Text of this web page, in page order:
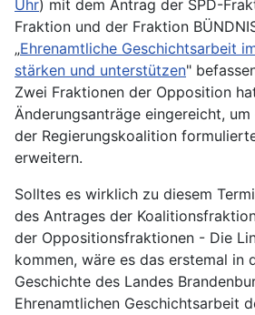
Uhr) mit dem Antrag der SPD-
Fraktion und der Fraktion
„Ehrenamtliche Geschichtsarbeit
stärken und unterstützen"
Zwei Fraktionen der Opposition
Änderungsanträge eingereicht,
der Regierungskoalition
erweitern.
Solltes es wirklich zu diesem
des Antrages der
der Oppositionsfraktionen - Die
kommen, wäre es das erstemal in
Geschichte des Landes
Ehrenamtlichen Geschichtsarbeit